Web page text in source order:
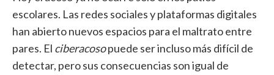
escolares. Las redes sociales y plataformas digitales
han abierto nuevos espacios para el maltrato entre
pares. El ciberacosopuede ser incluso más difícil de
detectar, pero sus consecuencias son igual de